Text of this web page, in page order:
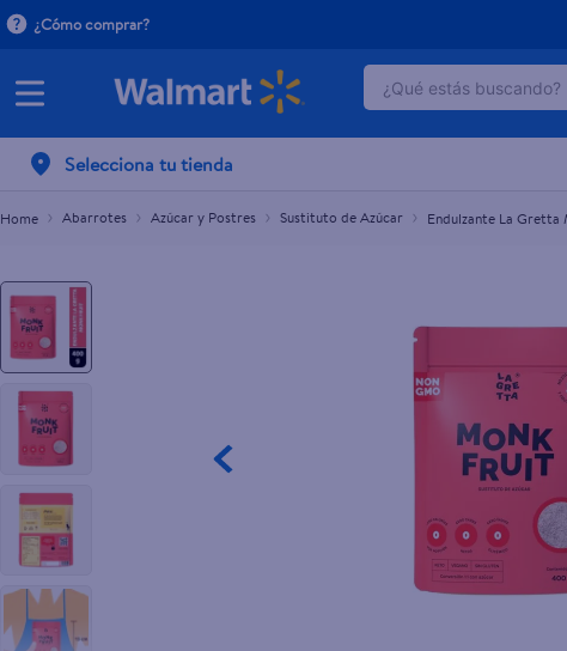
¿Cómo comprar?
¿Qué estás buscando?
Selecciona tu tienda
Abarrotes Azúcar y Postres Sustituto de Azúcar Endulzante La
Endulzante La Gretta Monk Fruit - 400 g
TÉRMINOS MÁS
.
dove uv
5
6.
hellmanns
refrigerador
ventilador
10. pampers